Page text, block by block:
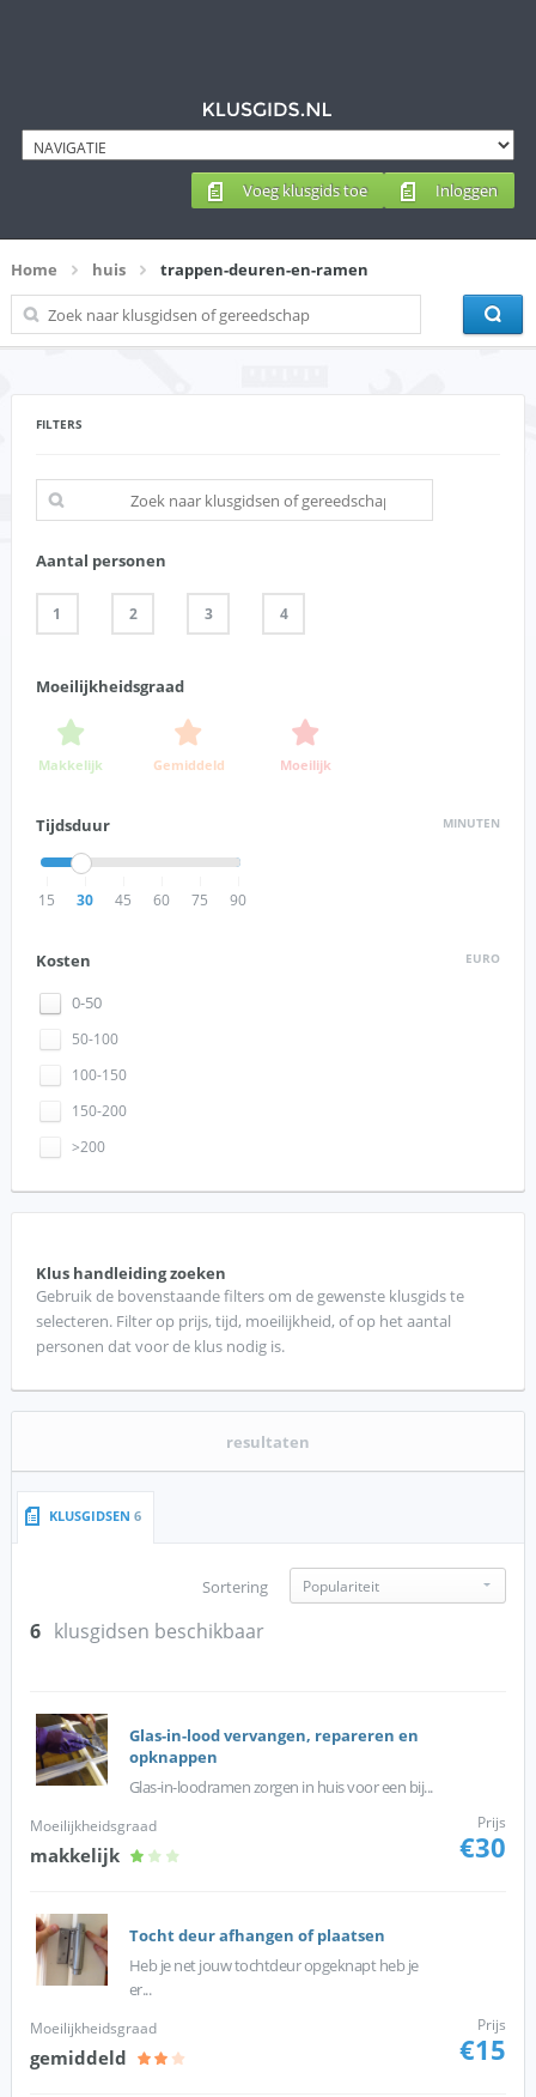
Inloggen
Voeg klusgids toe
Home huis trappen-deuren-en-ramen
FILTERS
Aantal personen
1 2 3 4
Moeilijkheidsgraad
Makkelijk Gemiddeld Moeilijk
MINUTEN
Tijdsduur
15 30 45 60 75 90
EURO
Kosten
0-50
50-100
100-150
150-200
>200
Klus handleiding zoeken
Gebruik de bovenstaande filters om de gewenste klusgids te
selecteren. Filter op prijs, tijd, moeilijkheid, of op het aantal
personen dat voor de klus nodig is.
resultaten
KLUSGIDSEN 6
Sortering
6 klusgidsen beschikbaar
Glas-in-lood vervangen, repareren en
opknappen
Glas-in-loodramen zorgen in huis voor een bij...
Moeilijkheidsgraad
makkelijk
Prijs
€30
Tocht deur afhangen of plaatsen
Heb je net jouw tochtdeur opgeknapt heb je
er...
Moeilijkheidsgraad
gemiddeld
Prijs
€15